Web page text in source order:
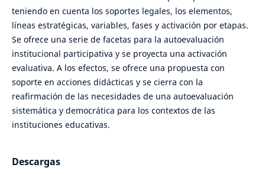
teniendo en cuenta los soportes legales, los elementos,
líneas estratégicas, variables, fases y activación por etapas.
Se ofrece una serie de facetas para la autoevaluación
institucional participativa y se proyecta una activación
evaluativa. A los efectos, se ofrece una propuesta con
soporte en acciones didácticas y se cierra con la
reafirmación de las necesidades de una autoevaluación
sistemática y democrática para los contextos de las
instituciones educativas.
Descargas